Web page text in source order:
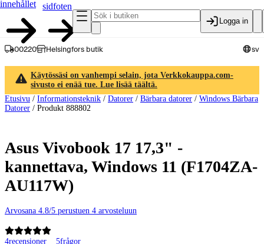
innehållet
sidfoten
Logga in
00220 Helsingfors butik sv
Käytössäsi on vanhempi selain, jota Verkkokauppa.com-
sivusto ei enää tue. Lue lisää täältä.
Etusivu / Informationsteknik / Datorer / Bärbara datorer / Windows Bärbara
Datorer / Produkt 888802
Asus Vivobook 17 17,3" -
kannettava, Windows 11 (F1704ZA-
AU117W)
Arvosana 4.8/5 perustuen 4 arvosteluun
4recensioner 5frågor